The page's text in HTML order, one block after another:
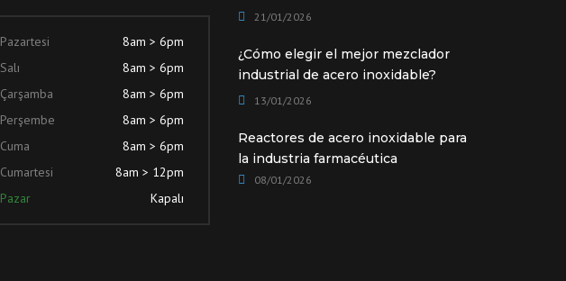
Pazartesi
8am > 6pm
Salı
8am > 6pm
Çarşamba
8am > 6pm
Perşembe
8am > 6pm
Cuma
8am > 6pm
Cumartesi
8am > 12pm
Pazar
Kapalı
21/01/2026
¿Cómo elegir el mejor mezclador
industrial de acero inoxidable?
13/01/2026
Reactores de acero inoxidable para
la industria farmacéutica
08/01/2026